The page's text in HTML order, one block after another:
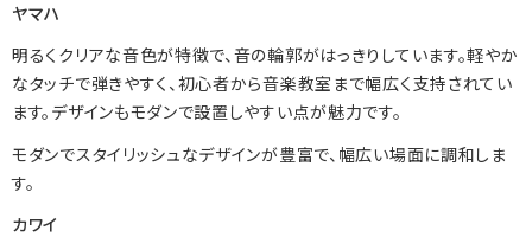
ヤマハ
明るくクリアな音色が特徴で、音の輪郭がはっきりしています。軽やか
なタッチで弾きやすく、初心者から音楽教室まで幅広く支持されてい
ます。デザインもモダンで設置しやすい点が魅力です。
モダンでスタイリッシュなデザインが豊富で、幅広い場面に調和しま
す。
カワイ